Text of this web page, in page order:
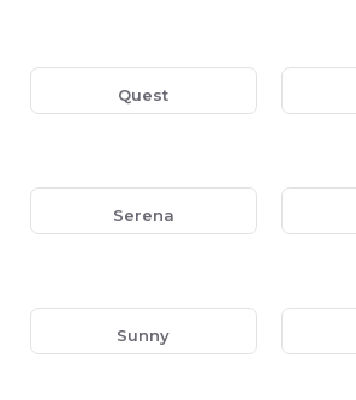
Quest
Serena
Sunny